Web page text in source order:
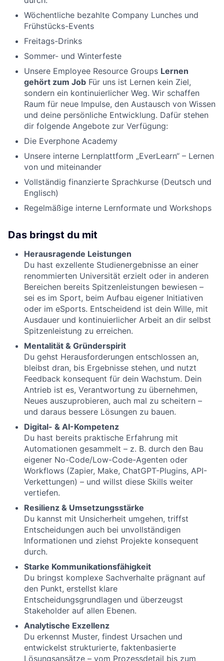
Wöchentliche bezahlte Company Lunches und
Frühstücks-Events
Freitags-Drinks
Sommer- und Winterfeste
Unsere Employee Resource Groups Lernen
gehört zum Job Für uns ist Lernen kein Ziel,
sondern ein kontinuierlicher Weg. Wir schaffen
Raum für neue Impulse, den Austausch von Wissen
und deine persönliche Entwicklung. Dafür stehen
dir folgende Angebote zur Verfügung:
Die Everphone Academy
Unsere interne Lernplattform „EverLearn“ – Lernen
von und miteinander
Vollständig finanzierte Sprachkurse (Deutsch und
Englisch)
Regelmäßige interne Lernformate und Workshops
Das bringst du mit
Herausragende Leistungen
Du hast exzellente Studienergebnisse an einer
renommierten Universität erzielt oder in anderen
Bereichen bereits Spitzenleistungen bewiesen –
sei es im Sport, beim Aufbau eigener Initiativen
oder im eSports. Entscheidend ist dein Wille, mit
Ausdauer und kontinuierlicher Arbeit an dir selbst
Spitzenleistung zu erreichen.
Mentalität & Gründerspirit
Du gehst Herausforderungen entschlossen an,
bleibst dran, bis Ergebnisse stehen, und nutzt
Feedback konsequent für dein Wachstum. Dein
Antrieb ist es, Verantwortung zu übernehmen,
Neues auszuprobieren, auch mal zu scheitern –
und daraus bessere Lösungen zu bauen.
Digital- & AI-Kompetenz
Du hast bereits praktische Erfahrung mit
Automationen gesammelt – z. B. durch den Bau
eigener No-Code/Low-Code-Agenten oder
Workflows (Zapier, Make, ChatGPT-Plugins, API-
Verkettungen) – und willst diese Skills weiter
vertiefen.
Resilienz & Umsetzungsstärke
Du kannst mit Unsicherheit umgehen, triffst
Entscheidungen auch bei unvollständigen
Informationen und ziehst Projekte konsequent
durch.
Starke Kommunikationsfähigkeit
Du bringst komplexe Sachverhalte prägnant auf
den Punkt, erstellst klare
Entscheidungsgrundlagen und überzeugst
Stakeholder auf allen Ebenen.
Analytische Exzellenz
Du erkennst Muster, findest Ursachen und
entwickelst strukturierte, faktenbasierte
Lösungsansätze – vom Prozessdetail bis zum